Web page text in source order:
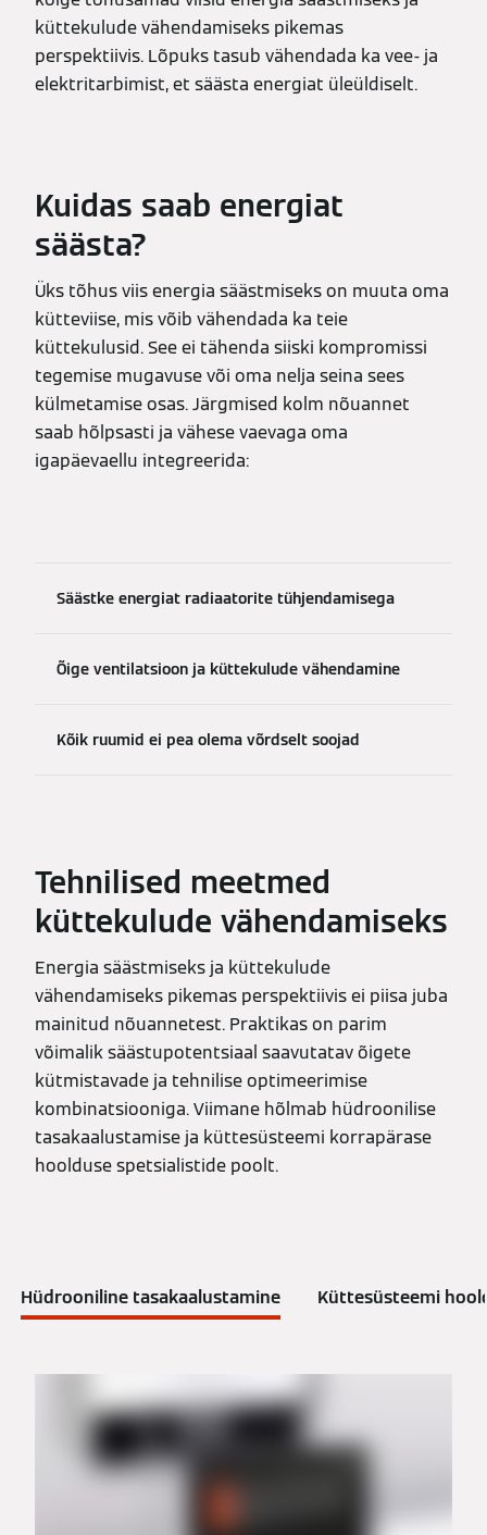
küttekulude vähendamiseks pikemas
perspektiivis. Lõpuks tasub vähendada ka vee- ja
elektritarbimist, et säästa energiat üleüldiselt.
Kuidas saab energiat
säästa?
Üks tõhus viis energia säästmiseks on muuta oma
kütteviise, mis võib vähendada ka teie
küttekulusid. See ei tähenda siiski kompromissi
tegemise mugavuse või oma nelja seina sees
külmetamise osas. Järgmised kolm nõuannet
saab hõlpsasti ja vähese vaevaga oma
igapäevaellu integreerida:
Säästke energiat radiaatorite tühjendamisega
Õige ventilatsioon ja küttekulude vähendamine
Kõik ruumid ei pea olema võrdselt soojad
Tehnilised meetmed
küttekulude vähendamiseks
Energia säästmiseks ja küttekulude
vähendamiseks pikemas perspektiivis ei piisa juba
mainitud nõuannetest. Praktikas on parim
võimalik säästupotentsiaal saavutatav õigete
kütmistavade ja tehnilise optimeerimise
kombinatsiooniga. Viimane hõlmab hüdroonilise
tasakaalustamise ja küttesüsteemi korrapärase
hoolduse spetsialistide poolt.
Hüdrooniline tasakaalustamine Küttesüsteemi